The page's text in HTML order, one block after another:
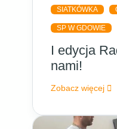
SIATKÓWKA
SP W GDOWIE
I edycja
nami!
Zobacz więcej